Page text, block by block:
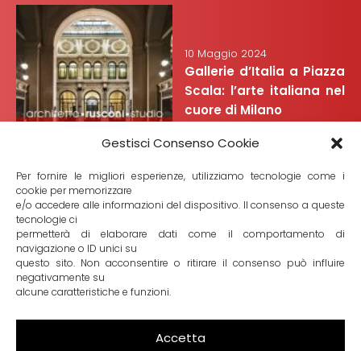
Gestisci Consenso Cookie
Per fornire le migliori esperienze, utilizziamo tecnologie come i
cookie per memorizzare
e/o accedere alle informazioni del dispositivo. Il consenso a queste
tecnologie ci
permetterà di elaborare dati come il comportamento di
navigazione o ID unici su
questo sito. Non acconsentire o ritirare il consenso può influire
negativamente su
alcune caratteristiche e funzioni.
Accetta
10 Maggio 2024
Gallerie d’Italia a Piazza
Scala: l’arte italiana nel
cuore di Milano
7 Febbraio 2024
Rovereto: molto più di un